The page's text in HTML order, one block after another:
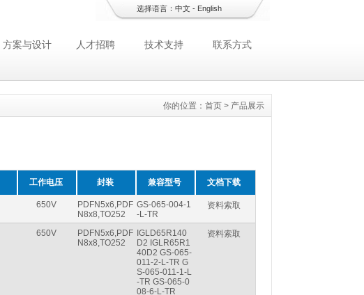
选择语言： 中文- English
方案与设计 人才招聘 技术支持 联系方式
你的位置： 首页 > 产品展示
工作电压 封装 兼容型号 文档下载
650V
PDFN5x6,PDF
N8x8,TO252
GS-065-004-1
-L-TR
资料索取
650V
PDFN5x6,PDF
N8x8,TO252
IGLD65R140
D2 IGLR65R1
40D2 GS-065-
011-2-L-TR G
S-065-011-1-L
-TR GS-065-0
08-6-L-TR
资料索取